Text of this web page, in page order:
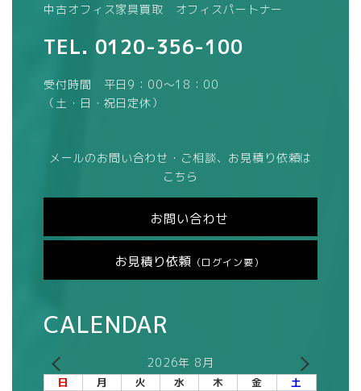
中古オフィス家具買取 オフィスパートナー
TEL. 0120-356-100
受付時間 平日9：00～18：00
（土・日・祝日定休）
メールのお問い合わせ・ご相談、お見積り依頼は
こちら
お問い合わせ
お見積り依頼 （ログイン要）
CALENDAR
2026年 8月
日 月 火 水 木 金 土